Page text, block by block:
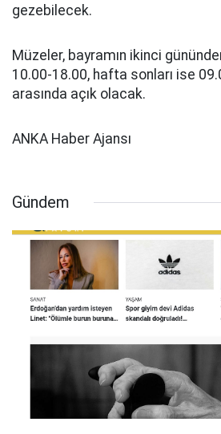
gezebilecek.
Müzeler, bayramın ikinci
10.00-18.00, hafta sonları ise
arasında açık olacak.
ANKA Haber Ajansı
Gündem